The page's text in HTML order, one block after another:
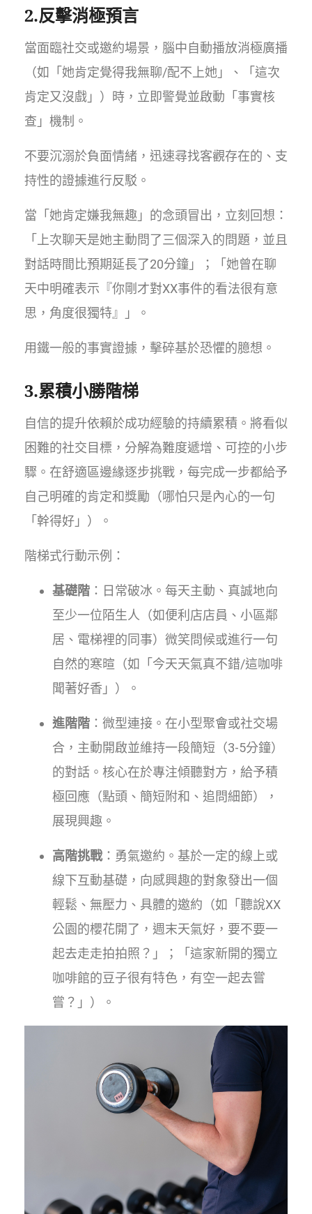
2.反擊消極預言
當面臨社交或邀約場景，腦中自動播放消極廣播
（如「她肯定覺得我無聊/配不上她」、「這次
肯定又沒戲」）時，立即警覺並啟動「事實核
查」機制。
不要沉溺於負面情緒，迅速尋找客觀存在的、支
持性的證據進行反駁。
當「她肯定嫌我無趣」的念頭冒出，立刻回想：
「上次聊天是她主動問了三個深入的問題，並且
對話時間比預期延長了20分鐘」；「她曾在聊
天中明確表示『你剛才對XX事件的看法很有意
思，角度很獨特』」。
用鐵一般的事實證據，擊碎基於恐懼的臆想。
3.累積小勝階梯
自信的提升依賴於成功經驗的持續累積。將看似
困難的社交目標，分解為難度遞增、可控的小步
驟。在舒適區邊緣逐步挑戰，每完成一步都給予
自己明確的肯定和獎勵（哪怕只是內心的一句
「幹得好」）。
階梯式行動示例：
基礎階 ：日常破冰。每天主動、真誠地向
至少一位陌生人（如便利店店員、小區鄰
居、電梯裡的同事）微笑問候或進行一句
自然的寒暄（如「今天天氣真不錯/這咖啡
聞著好香」）。
進階階 ：微型連接。在小型聚會或社交場
合，主動開啟並維持一段簡短（3-5分鐘）
的對話。核心在於專注傾聽對方，給予積
極回應（點頭、簡短附和、追問細節），
展現興趣。
高階挑戰：勇氣邀約。基於一定的線上或
線下互動基礎，向感興趣的對象發出一個
輕鬆、無壓力、具體的邀約（如「聽說XX
公園的櫻花開了，週末天氣好，要不要一
起去走走拍拍照？」；「這家新開的獨立
咖啡館的豆子很有特色，有空一起去嘗
嘗？」）。